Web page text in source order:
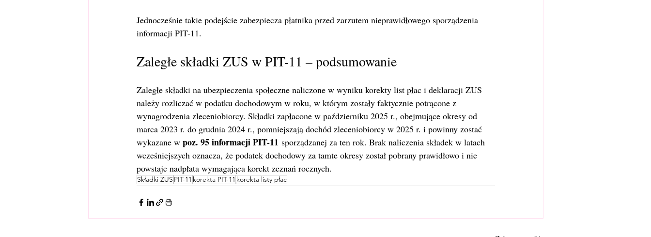
Jednocześnie takie podejście zabezpiecza płatnika przed zarzutem nieprawidłowego sporządzenia
informacji PIT-11.
Zaległe składki ZUS w PIT-11 – podsumowanie
Zaległe składki na ubezpieczenia społeczne naliczone w wyniku korekty list płac i deklaracji ZUS
należy rozliczać w podatku dochodowym w roku, w którym zostały faktycznie potrącone z
wynagrodzenia zleceniobiorcy. Składki zapłacone w październiku 2025 r., obejmujące okresy od
marca 2023 r. do grudnia 2024 r., pomniejszają dochód zleceniobiorcy w 2025 r. i powinny zostać
wykazane w poz. 95 informacji PIT-11 sporządzanej za ten rok. Brak naliczenia składek w latach
wcześniejszych oznacza, że podatek dochodowy za tamte okresy został pobrany prawidłowo i nie
powstaje nadpłata wymagająca korekt zeznań rocznych.
Składki ZUS PIT-11 korekta PIT-11 korekta listy płac